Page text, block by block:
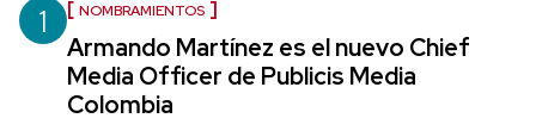
1 NOMBRAMIENTOS
Armando Martínez es el nuevo Chief
Media Officer de Publicis Media
Colombia